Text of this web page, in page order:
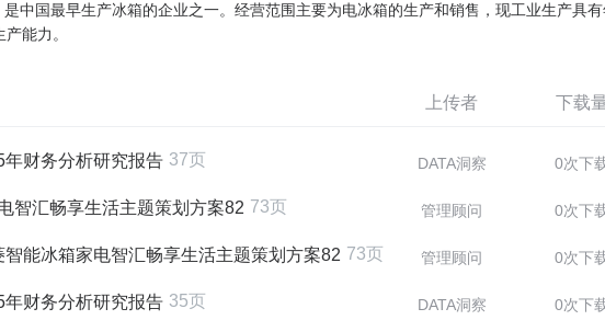
中国最早生产冰箱的企业之一。经营范围主要为电冰箱的生产和销售，现工业生产具
能力。
上传者 下载
财务分析研究报告 37页 DATA洞察 0次下
智汇畅享生活主题策划方案82 73页 管理顾问 0次下
智能冰箱家电智汇畅享生活主题策划方案82 73页 管理顾问 0次下
财务分析研究报告 35页 DATA洞察 0次下